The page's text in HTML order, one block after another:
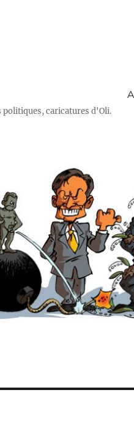
caricatures d'Oli.